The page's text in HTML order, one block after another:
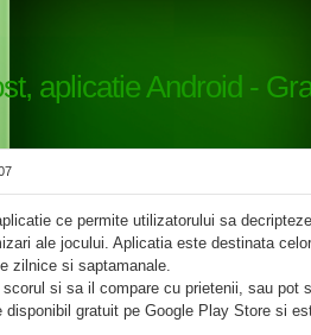
aplicatie Android -
ce permite utilizatorului sa
ale jocului. Aplicatia este destinata
zilnice si saptamanale.
si sa il compare cu prietenii, sau pot
disponibil gratuit pe Google Play Store si